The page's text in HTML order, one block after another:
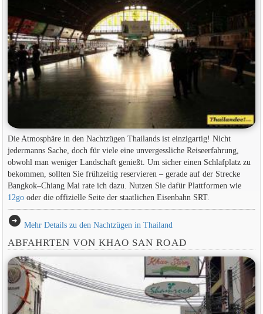
Die Atmosphäre in den Nachtzügen Thailands ist einzigartig! Nicht
jedermanns Sache, doch für viele eine unvergessliche Reiseerfahrung,
obwohl man weniger Landschaft genießt. Um sicher einen Schlafplatz zu
bekommen, sollten Sie frühzeitig reservieren – gerade auf der Strecke
Bangkok–Chiang Mai rate ich dazu. Nutzen Sie dafür Plattformen wie
12gooder die offizielle Seite der staatlichen Eisenbahn SRT.
arrow_circle_right Mehr Details zu den Nachtzügen in Thailand
ABFAHRTEN VON KHAO SAN ROAD